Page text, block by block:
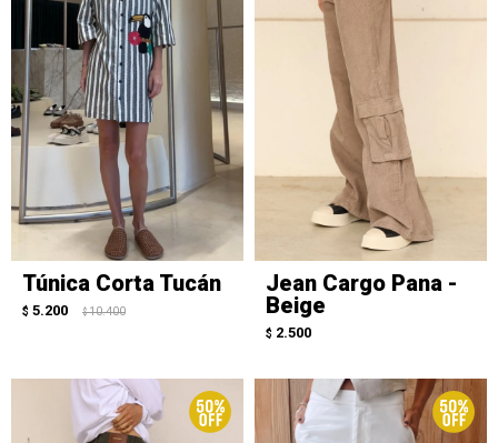
Túnica Corta Tucán
$ 5.200 $ 10.400
Jean Cargo Pana -
Beige
$ 2.500